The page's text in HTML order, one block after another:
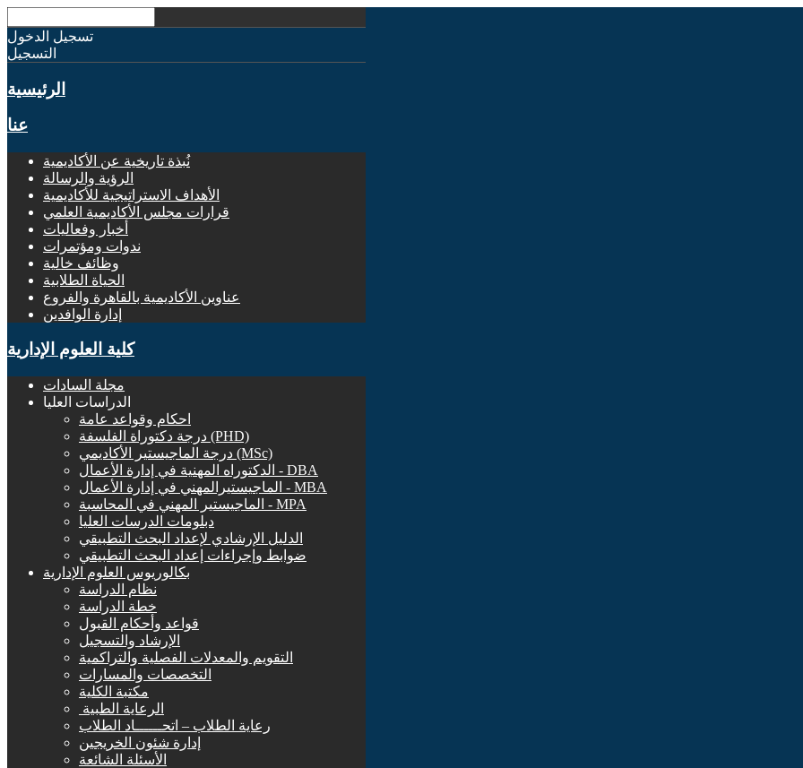
تسجيل الدخول
التسجيل
الرئيسية
عنا
نُبذة تاريخية عن الأكاديمية
الرؤية والرسالة
الأهداف الاستراتيجية للأكاديمية
قرارات مجلس الأكاديمية العلمي
أخبار وفعاليات
ندوات ومؤتمرات
وظائف خالية
الحياة الطلابية
عناوين الأكاديمية بالقاهرة والفروع
إدارة الوافدين
كلية العلوم الإدارية
مجلة السادات
الدراسات العليا
احكام وقواعد عامة
درجة دكتوراة الفلسفة (PHD)
درجة الماجيستير الأكاديمي (MSc)
الدكتوراه المهنية في إدارة الأعمال - DBA
الماجيستيرالمهني في إدارة الأعمال - MBA
الماجيستير المهني في المحاسبة - MPA
دبلومات الدرسات العليا
الدليل الإرشادي لإعداد البحث التطبيقي
ضوابط وإجراءات إعداد البحث التطبيقي
بكالوريوس العلوم الإدارية
نظام الدراسة
خطة الدراسة
قواعد وأحكام القبول
الإرشاد والتسجيل
التقويم والمعدلات الفصلية والتراكمية
التخصصات والمسارات
مكتبة الكلية
الرعاية الطبية ‏
رعاية الطلاب – اتحــــــاد الطلاب
إدارة شئون الخريجين
الأسئلة الشائعة